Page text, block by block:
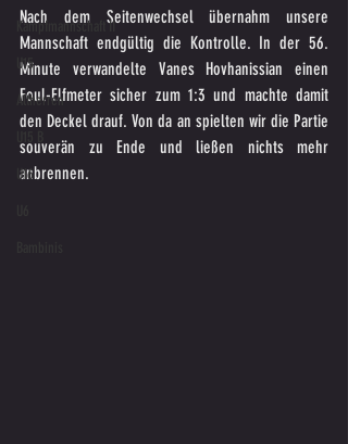
Kampfmannschaft II
U15
Altherren
U16
Nach dem Seitenwechsel übernahm unsere
Mannschaft endgültig die Kontrolle. In der 56.
Minute verwandelte Vanes Hovhanissian einen
Foul-Elfmeter sicher zum 1:3 und machte damit
den Deckel drauf. Von da an spielten wir die Partie
souverän zu Ende und ließen nichts mehr
anbrennen.